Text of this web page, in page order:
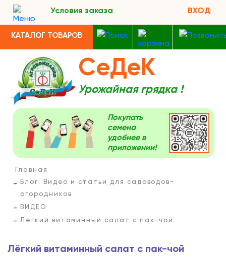
Условия заказа ВХОД
КАТАЛОГ ТОВАРОВ
СеДеК
Урожайная грядка !
Покупать
семена
удобнее в
приложении!
Главная
Блог: Видео и статьи для садоводов-
огородников
ВИДЕО
Лёгкий витаминный салат с пак-чой
Лёгкий витаминный салат с пак-чой